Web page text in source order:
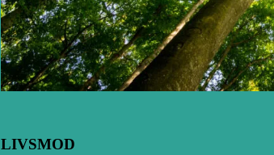
LIVSMOD